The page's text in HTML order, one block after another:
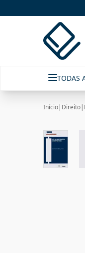
TODAS
Início| Direito|